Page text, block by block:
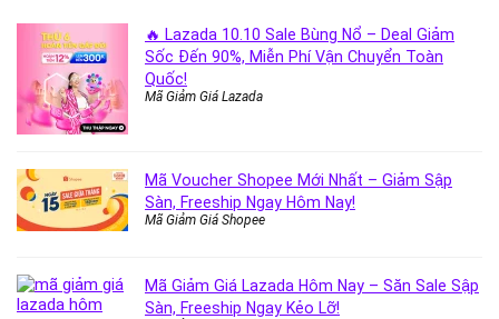
🔥 Lazada 10.10 Sale Bùng Nổ – Deal Giảm
Sốc Đến 90%, Miễn Phí Vận Chuyển Toàn
Quốc!
Mã Giảm Giá Lazada
Mã Voucher Shopee Mới Nhất – Giảm Sập
Sàn, Freeship Ngay Hôm Nay!
Mã Giảm Giá Shopee
Mã Giảm Giá Lazada Hôm Nay – Săn Sale Sập
Sàn, Freeship Ngay Kẻo Lỡ!